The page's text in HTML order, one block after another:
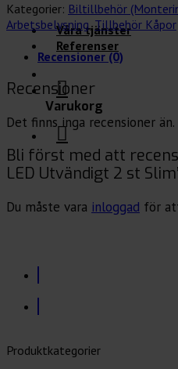
Våra tjänster
Referenser
Varukorg
mängd
Kategorier: Biltillbehör
Arbetsbelysning,Tillbehör Kåpor
Recensioner (0)
Recensioner
Det finns inga recensioner än.
Bli först med att
LED Utvändigt 2 st
Du måste vara inloggad för
Produktkategorier